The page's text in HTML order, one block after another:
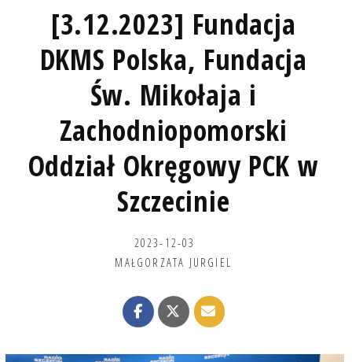
[3.12.2023] Fundacja
DKMS Polska, Fundacja
Św. Mikołaja i
Zachodniopomorski
Oddział Okręgowy PCK w
Szczecinie
2023-12-03
MAŁGORZATA JURGIEL